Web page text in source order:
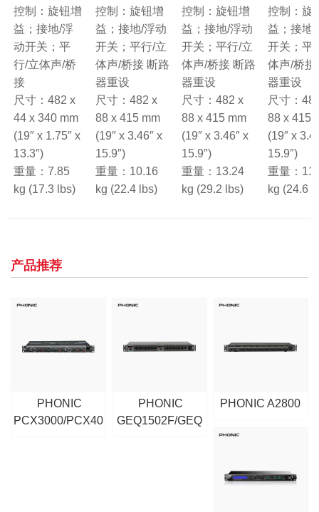
控制：旋钮增
益；接地/浮
动开关；平
行/立体声/桥
接
尺寸：482 x
44 x 340 mm
(19″ x 1.75″ x
13.3″)
重量：7.85
kg (17.3 lbs)
控制：旋钮增
益；接地/浮动
开关；平行/立
体声/桥接 断路
器重设
尺寸：482 x
88 x 415 mm
(19″ x 3.46″ x
15.9″)
重量：10.16
kg (22.4 lbs)
控制：旋钮增
益；接地/浮动
开关；平行/立
体声/桥接 断路
器重设
尺寸：482 x
88 x 415 mm
(19″ x 3.46″ x
15.9″)
重量：13.24
kg (29.2 lbs)
控制：旋
益；接地/
开关；平
体声/桥接
器重设
尺寸：
88 x 415
(19″ x
15.9″)
重量：
kg (24.6
产品推荐
PHONIC
PCX3000/PCX40
PHONIC
GEQ1502F/GEQ
PHONIC A2800